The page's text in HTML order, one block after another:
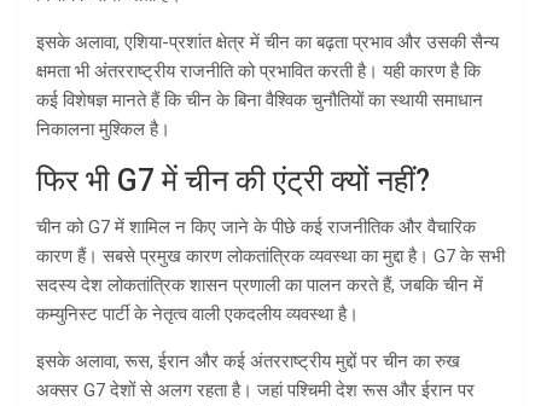
इसके अलावा, एशिया-प्रशांत क्षेत्र में चीन का बढ़ता प्रभाव और उसकी सैन्य
क्षमता भी अंतरराष्ट्रीय राजनीति को प्रभावित करती है। यही कारण है कि
कई विशेषज्ञ मानते हैं कि चीन के बिना वैश्विक चुनौतियों का स्थायी समाधान
निकालना मुश्किल है।
फिर भी G7 में चीन की एंट्री क्यों नहीं?
चीन को G7 में शामिल न किए जाने के पीछे कई राजनीतिक और वैचारिक
कारण हैं। सबसे प्रमुख कारण लोकतांत्रिक व्यवस्था का मुद्दा है। G7 के सभी
सदस्य देश लोकतांत्रिक शासन प्रणाली का पालन करते हैं, जबकि चीन में
कम्युनिस्ट पार्टी के नेतृत्व वाली एकदलीय व्यवस्था है।
इसके अलावा, रूस, ईरान और कई अंतरराष्ट्रीय मुद्दों पर चीन का रुख
अक्सर G7 देशों से अलग रहता है। जहां पश्चिमी देश रूस और ईरान पर